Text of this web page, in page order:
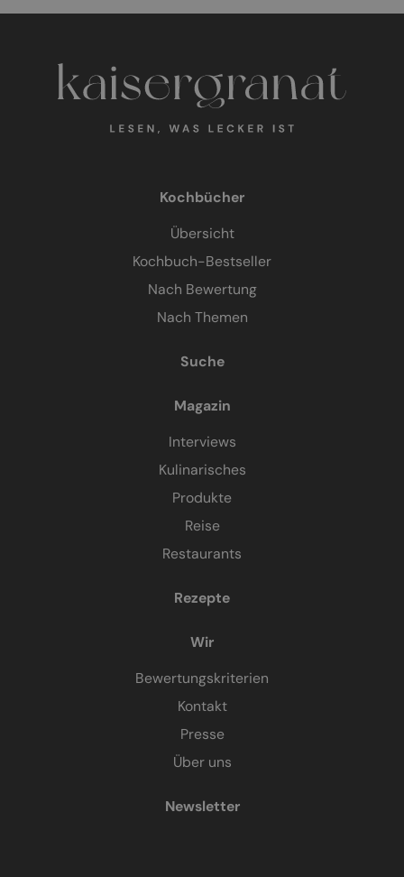
Kochbücher
Übersicht
Kochbuch-Bestseller
Nach Bewertung
Nach Themen
Suche
Magazin
Interviews
Kulinarisches
Produkte
Reise
Restaurants
Rezepte
Wir
Bewertungskriterien
Kontakt
Presse
Über uns
Newsletter